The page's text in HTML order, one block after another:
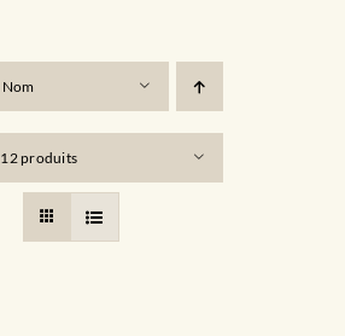
Nom
12 produits